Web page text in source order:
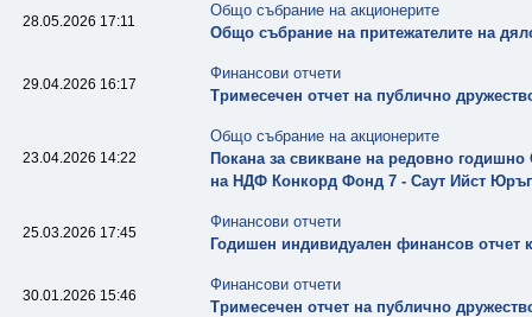
28.05.2026 17:11
Общо събрание на акционерите
Общо събрание на притежателите на
29.04.2026 16:17
Финансови отчети
Тримесечен отчет на публично
23.04.2026 14:22
Общо събрание на акционерите
Покана за свикване на редовно
на НДФ Конкорд Фонд 7 - Саут Ийст
25.03.2026 17:45
Финансови отчети
Годишен индивидуален финансов отчет
30.01.2026 15:46
Финансови отчети
Тримесечен отчет на публично